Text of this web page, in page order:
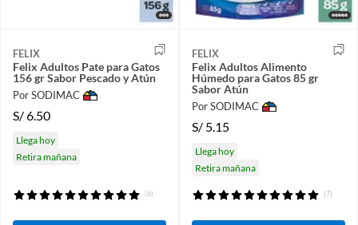
FELIX
Felix Adultos Pate para Gatos
156 gr Sabor Pescado y Atún
Por SODIMAC
S/6.50
Llega hoy
Retira mañana
(6)
FELIX
Felix Adultos Alimento
Húmedo para Gatos 85 gr
Sabor Atún
Por SODIMAC
S/ 5.15
Llega hoy
Retira mañana
(7)